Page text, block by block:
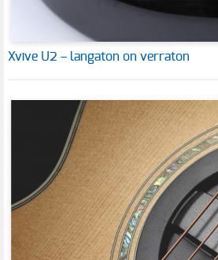
Xvive U2 – langaton on verraton